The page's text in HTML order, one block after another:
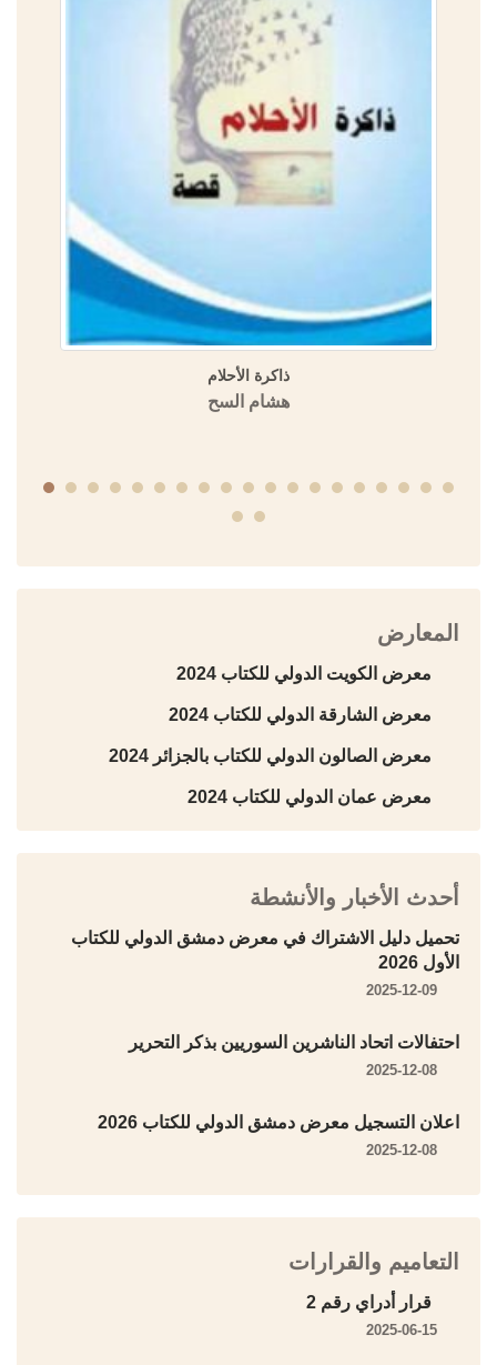
ذاكرة الأحلام
هشام السح
المعارض
معرض الكويت الدولي للكتاب 2024
معرض الشارقة الدولي للكتاب 2024
معرض الصالون الدولي للكتاب بالجزائر 2024
معرض عمان الدولي للكتاب 2024
أحدث الأخبار والأنشطة
تحميل دليل الاشتراك في معرض دمشق الدولي للكتاب
الأول 2026
2025-12-09
احتفالات اتحاد الناشرين السوريين بذكر التحرير
2025-12-08
اعلان التسجيل معرض دمشق الدولي للكتاب 2026
2025-12-08
التعاميم والقرارات
قرار أدراي رقم 2
2025-06-15